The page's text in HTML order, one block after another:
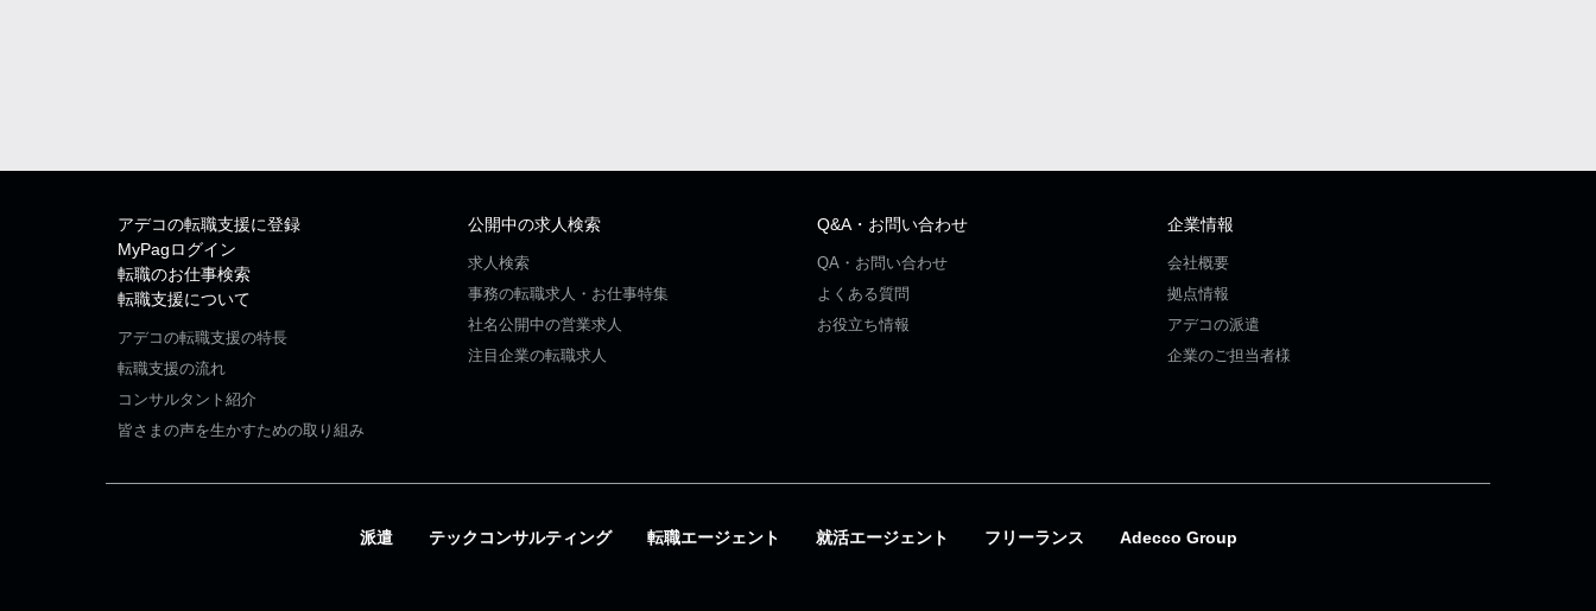
アデコの転職支援に登録
MyPagログイン
転職のお仕事検索
転職支援について
アデコの転職支援の特長
転職支援の流れ
コンサルタント紹介
皆さまの声を生かすための取り組み
公開中の求人検索
求人検索
事務の転職求人・お仕事特集
社名公開中の営業求人
注目企業の転職求人
Q&A・お問い合わせ
QA・お問い合わせ
よくある質問
お役立ち情報
企業情報
会社概要
拠点情報
アデコの派遣
企業のご担当者様
派遣 テックコンサルティング 転職エージェント 就活エージェント フリーランス Adecco Group